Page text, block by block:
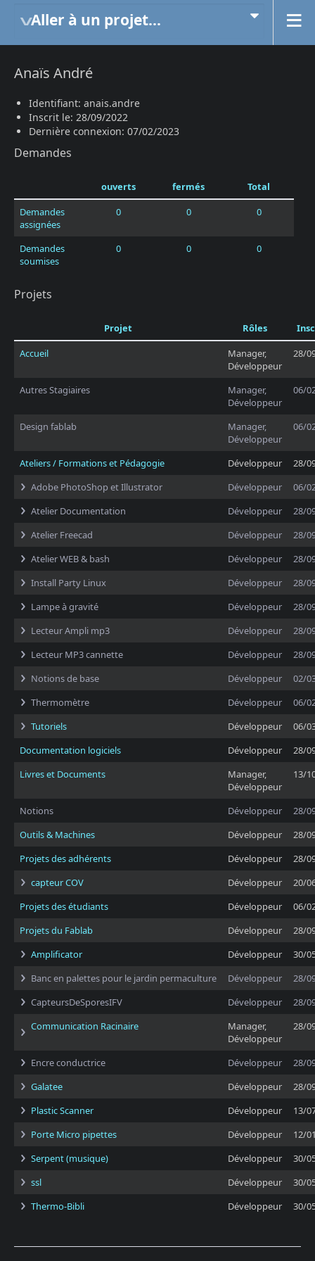
Aller à un projet...
Anaïs André
Identifiant: anais.andre
Inscrit le: 28/09/2022
Dernière connexion: 07/02/2023
Demandes
ouverts fermés
Total
Demandes
assignées
0 0 0
Demandes
soumises
0 0 0
Projets
Projet Rôles
Accueil
Manager,
Développeur
28/
Autres Stagiaires
Manager,
Développeur
06/
Design fablab
Manager,
Développeur
06/
Ateliers / Formations et Pédagogie Développeur
28/
Adobe PhotoShop et Illustrator
Développeur
06/
Atelier Documentation
Développeur
28/
Atelier Freecad
Développeur
28/
Atelier WEB & bash
Développeur
28/
Install Party Linux
Développeur
28/
Lampe à gravité
Développeur
28/
Lecteur Ampli mp3
Développeur
28/
Lecteur MP3 cannette
Développeur
28/
Notions de base
Développeur
02/
Thermomètre
Développeur
06/
Tutoriels
Développeur
06/
Documentation logiciels
Développeur
28/
Livres et Documents
Manager,
Développeur
13/
Notions Développeur
28/
Outils & Machines
Développeur
28/
Projets des adhérents
Développeur
28/
capteur COV
Développeur
20/
Projets des étudiants
Développeur
06/
Projets du Fablab
Développeur
28/
Amplificator
Développeur
30/
Banc en palettes pour le jardin permaculture
Développeur
28/
CapteursDeSporesIFV
Développeur
28/
Communication Racinaire
Manager,
Développeur
28/
Encre conductrice Développeur
28/
Galatee
Développeur
28/
Plastic Scanner
Développeur
13/
Porte Micro pipettes
Développeur
12/
Serpent (musique)
Développeur
30/
ssl
Développeur
30/
Thermo-Bibli
Développeur 30/